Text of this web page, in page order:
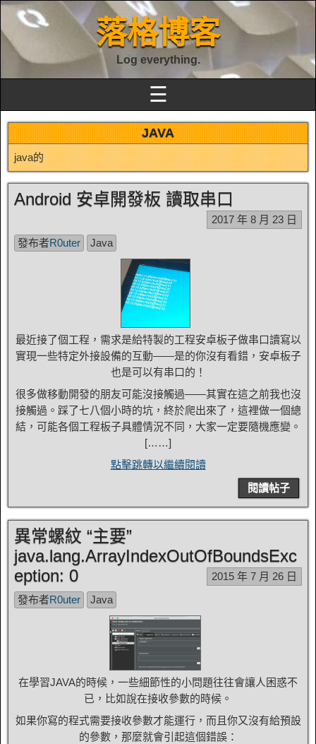
落格博客
Log everything.
☰
JAVA
java的
Android 安卓開發板 讀取串口
2017 年 8 月 23 日
發布者R0uter Java
最近接了個工程，需求是給特製的工程安卓板子做串口讀寫以
實現一些特定外接設備的互動——是的你沒有看錯，安卓板子
也是可以有串口的！
很多做移動開發的朋友可能沒接觸過——其實在這之前我也沒
接觸過。踩了七八個小時的坑，終於爬出來了，這裡做一個總
結，可能各個工程板子具體情況不同，大家一定要隨機應變。
[……]
點擊跳轉以繼續閱讀
閱讀帖子
異常螺紋 “主要”
java.lang.ArrayIndexOutOfBoundsExc
eption: 0
2015 年 7 月 26 日
發布者R0uter Java
在學習JAVA的時候，一些細節性的小問題往往會讓人困惑不
已，比如說在接收參數的時候。
如果你寫的程式需要接收參數才能運行，而且你又沒有給預設
的參數，那麼就會引起這個錯誤：